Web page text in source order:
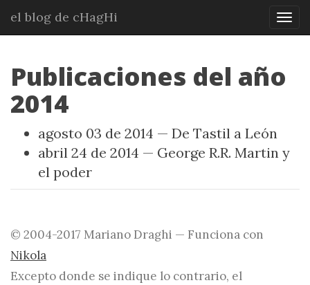
principal
el blog de cHagHi
Publicaciones del año
2014
agosto 03 de 2014
De Tastil a León
abril 24 de 2014
George R.R. Martin y
el poder
© 2004-2017 Mariano Draghi — Funciona con
Nikola
Excepto donde se indique lo contrario, el